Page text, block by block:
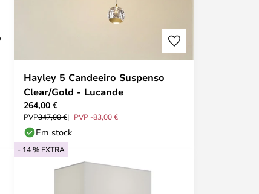
Hayley 5 Candeeiro Suspenso
Clear/Gold - Lucande
264,00 €
PVP347,00 € PVP -83,00 €
Em stock
- 14 % EXTRA